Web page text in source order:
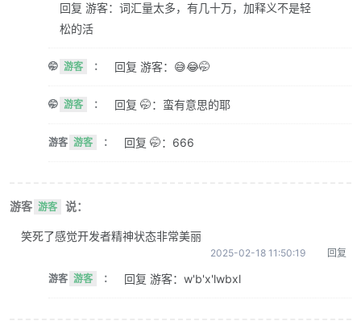
回复 游客：词汇量太多，有几十万，加释义不是轻
松的活
🤭 游客 ： 回复 游客：😅😂🤭
🤭 游客 ： 回复 🤭：蛮有意思的耶
游客 游客 ： 回复 🤭：666
游客 游客 说：
笑死了感觉开发者精神状态非常美丽
2025-02-18 11:50:19 回复
游客 游客 ： 回复 游客：w'b'x'lwbxl